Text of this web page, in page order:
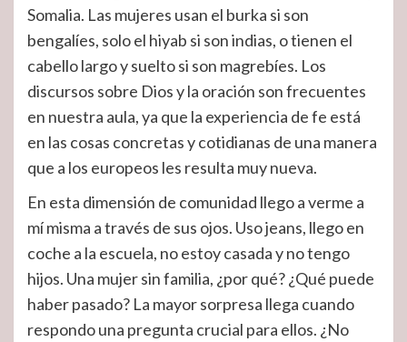
Somalia. Las mujeres usan el burka si son
bengalíes, solo el hiyab si son indias, o tienen el
cabello largo y suelto si son magrebíes. Los
discursos sobre Dios y la oración son frecuentes
en nuestra aula, ya que la experiencia de fe está
en las cosas concretas y cotidianas de una manera
que a los europeos les resulta muy nueva.
En esta dimensión de comunidad llego a verme a
mí misma a través de sus ojos. Uso jeans, llego en
coche a la escuela, no estoy casada y no tengo
hijos. Una mujer sin familia, ¿por qué? ¿Qué puede
haber pasado? La mayor sorpresa llega cuando
respondo una pregunta crucial para ellos. ¿No